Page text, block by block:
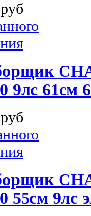
9лс 61см
55см 9лс